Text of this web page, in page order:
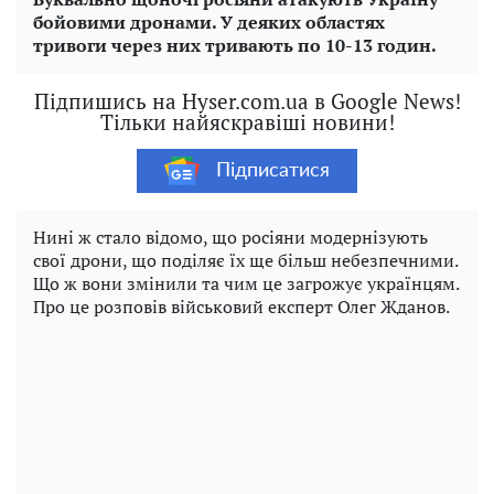
бойовими дронами. У деяких областях
тривоги через них тривають по 10-13 годин.
Підпишись на Hyser.com.ua в Google News!
Тільки найяскравіші новини!
Підписатися
Нині ж стало відомо, що росіяни модернізують
свої дрони, що поділяє їх ще більш небезпечними.
Що ж вони змінили та чим це загрожує українцям.
Про це розповів військовий експерт Олег Жданов.